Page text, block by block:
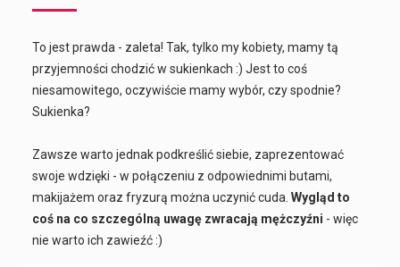
To jest prawda - zaleta! Tak, tylko my kobiety, mamy tą
przyjemności chodzić w sukienkach :) Jest to coś
niesamowitego, oczywiście mamy wybór, czy spodnie?
Sukienka?
Zawsze warto jednak podkreślić siebie, zaprezentować
swoje wdzięki - w połączeniu z odpowiednimi butami,
makijażem oraz fryzurą można uczynić cuda.Wygląd to
coś na co szczególną uwagę zwracają mężczyźni - więc
nie warto ich zawieźć :)